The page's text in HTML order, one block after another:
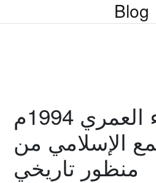
Blog
أكرم ضياء العمري 1994م
الإسلامي من
منظور تاريخي